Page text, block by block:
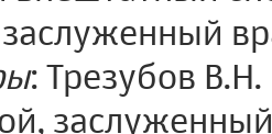
: Трезубов